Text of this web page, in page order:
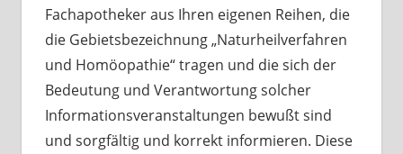
Fachapotheker aus Ihren eigenen Reihen, die
die Gebietsbezeichnung „Naturheilverfahren
und Homöopathie“ tragen und die sich der
Bedeutung und Verantwortung solcher
Informationsveranstaltungen bewußt sind
und sorgfältig und korrekt informieren. Diese